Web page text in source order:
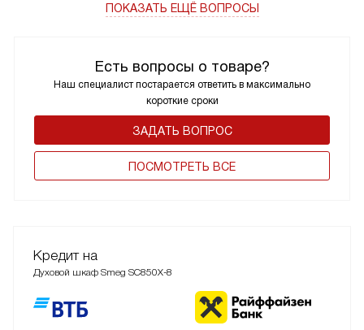
Есть вопросы о товаре?
Наш специалист постарается ответить в максимально
короткие сроки
ЗАДАТЬ ВОПРОС
ПОCМОТРЕТЬ ВСЕ
ПОКАЗАТЬ ЕЩЁ ВОПРОСЫ
Кредит на
Духовой шкаф Smeg SC850X-8